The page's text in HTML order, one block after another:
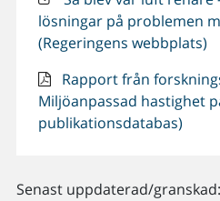
lösningar på problemen
(Regeringens webbplats)
Rapport från
Miljöanpassad hastighet
publikationsdatabas)
Senast uppdaterad/